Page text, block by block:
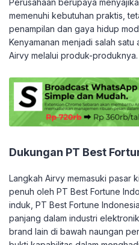
Perusahaan berupaya
memenuhi kebutuhan praktis,
penampilan dan gaya hidup
Kenyamanan menjadi salah
Airvy melalui produk-produknya.
Dukungan PT Best
Langkah Airvy memasuki pasar
penuh oleh PT Best Fortune
induk, PT Best Fortune
panjang dalam industri
brand lain di bawah naungan